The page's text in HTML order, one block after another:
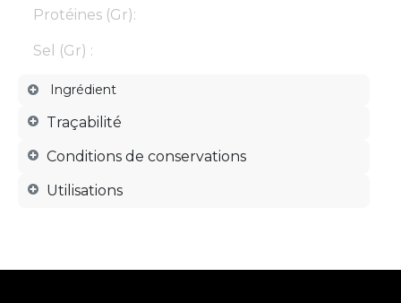
Protéines (Gr):
Sel (Gr) :
Ingrédient
Traçabilité
Conditions de conservations
Utilisations